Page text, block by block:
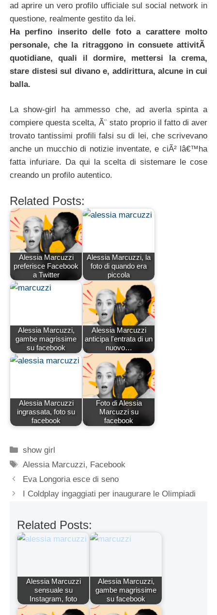
ad aprire un vero profilo ufficiale sul social network in
questione, realmente gestito da lei.
Ha perfino inserito delle foto a carattere molto
personale, che la ritraggono in consuete attivitÃ
quotidiane, quali il dormire, mettersi la crema,
stare distesi sul divano e, addirittura, alcune in cui
balla.
La show-girl ha ammesso che, ad averla spinta a
compiere questa scelta, Ã¨ stato proprio il fatto di aver
trovato tantissimi profili falsi su di lei, che scrivevano
anche un mucchio di notizie inventate, e ciÃ² lâ€™ha
fatta infuriare. Da qui la scelta di sistemare le cose
creando un profilo autentico.
Related Posts:
Alessia Marcuzzi
preferisce Facebook
a Twitter
Alessia Marcuzzi, la
foto di quando era
piccola
Alessia Marcuzzi,
gambe magrissime
su facebook
Alessia Marcuzzi
anticipa l'entrata di un
nuovo…
Alessia Marcuzzi
ingrassata, foto su
facebook
Foto di Alessia
Marcuzzi su
facebook
Categorie
show girl
Tag
Alessia Marcuzzi, Facebook
Eva Longoria esce di seno
I Coldplay ingaggiati per inaugurare le Olimpiadi
Related Posts:
Alessia Marcuzzi
sensuale su
Instagram, foto
Alessia Marcuzzi,
gambe magrissime
su facebook